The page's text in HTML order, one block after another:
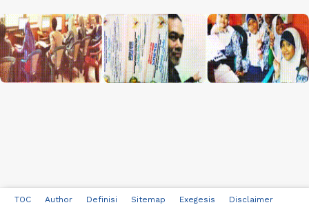
TOC Author Definisi Sitemap Exegesis Disclaimer